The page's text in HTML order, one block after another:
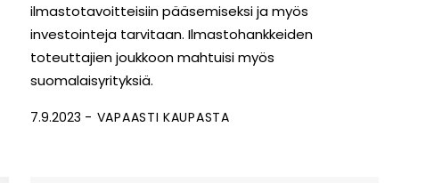
ilmastotavoitteisiin pääsemiseksi ja myös
investointeja tarvitaan. Ilmastohankkeiden
toteuttajien joukkoon mahtuisi myös
suomalaisyrityksiä.
7.9.2023 VAPAASTI KAUPASTA